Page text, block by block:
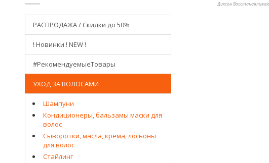
Диксон
РАСПРОДАЖА / Скидки до 50%
! Новинки ! NEW !
#РекомендуемыеТовары
УХОД ЗА ВОЛОСАМИ
Шампуни
Кондиционеры, бальзамы маски для
волос
Сыворотки, масла, крема, лосьоны
для волос
Стайлинг